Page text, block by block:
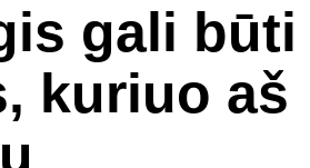
gali būti
kuriuo aš